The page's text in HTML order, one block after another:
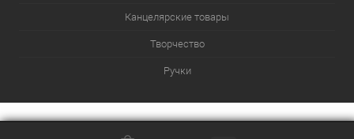
Канцелярские товары
Творчество
Ручки